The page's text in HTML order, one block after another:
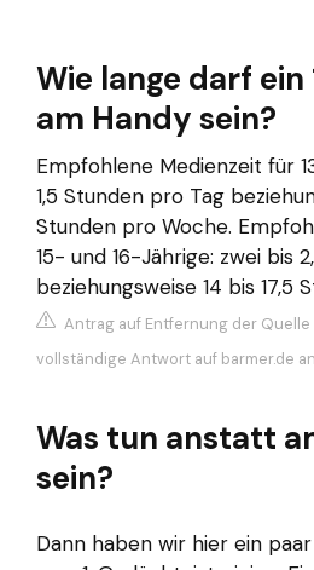
Wie lange darf ein
am Handy sein?
Empfohlene Medienzeit für
1,5 Stunden pro Tag
Stunden pro Woche.
15- und 16-Jährige: zwei bis
beziehungsweise 14 bis 17,5
Antrag auf Entfernung der Quelle
vollständige Antwort auf barmer.de an
Was tun anstatt
sein?
Dann haben wir hier ein